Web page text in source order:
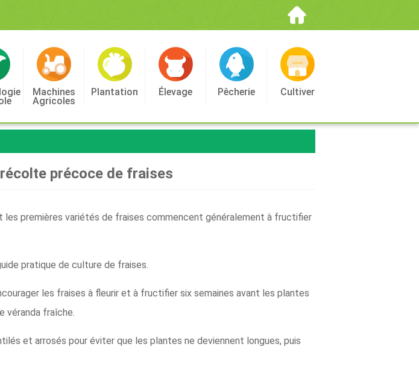
Machines
Agricoles
Plantation Élevage Pêcherie Cultiver
précoce de fraises
premières variétés de fraises commencent généralement à fructifier
pratique de culture de fraises.
les fraises à fleurir et à fructifier six semaines avant les plantes
véranda fraîche.
et arrosés pour éviter que les plantes ne deviennent longues, puis